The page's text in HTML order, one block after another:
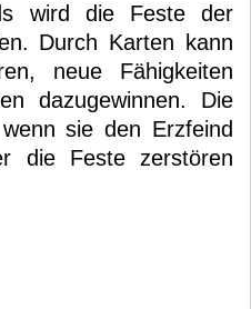
wird die Feste der
Durch Karten kann
neue Fähigkeiten
dazugewinnen. Die
sie den Erzfeind
die Feste zerstören